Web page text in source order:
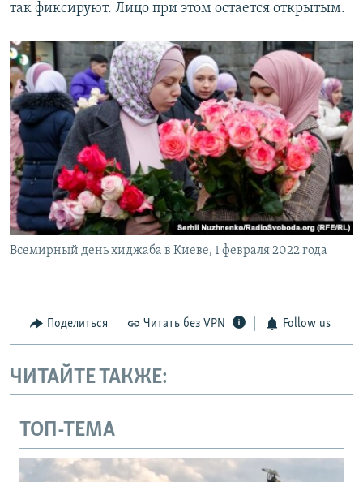
так фиксируют. Лицо при этом остается открытым.
Всемирный день хиджаба в Киеве, 1 февраля 2022 года
Поделиться Читать без VPN Follow us
ЧИТАЙТЕ ТАКЖЕ:
ТОП-ТЕМА